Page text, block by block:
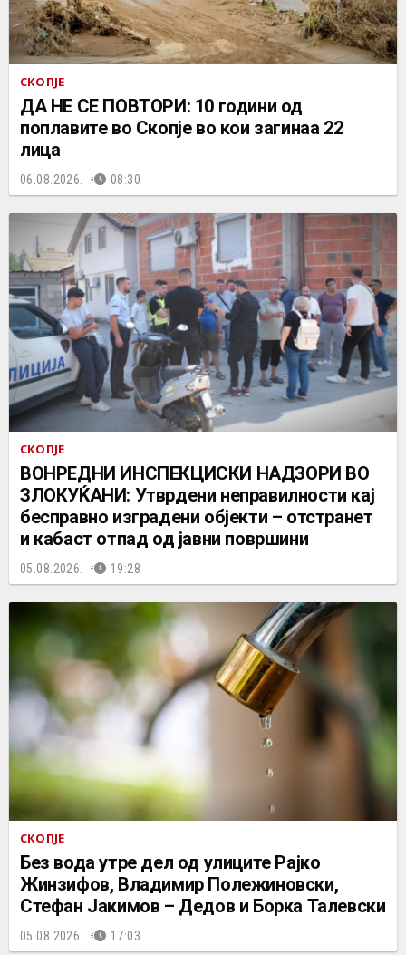
СКОПЈЕ
ДА НЕ СЕ ПОВТОРИ: 10 години од
поплавите во Скопје во кои загинаа 22
лица
06.08.2026. 08:30
СКОПЈЕ
ВОНРЕДНИ ИНСПЕКЦИСКИ НАДЗОРИ ВО
ЗЛОКУЌАНИ: Утврдени неправилности кај
бесправно изградени објекти – отстранет
и кабаст отпад од јавни површини
05.08.2026. 19:28
СКОПЈЕ
Без вода утре дел од улиците Рајко
Жинзифов, Владимир Полежиновски,
Стефан Јакимов – Дедов и Борка Талевски
05.08.2026. 17:03